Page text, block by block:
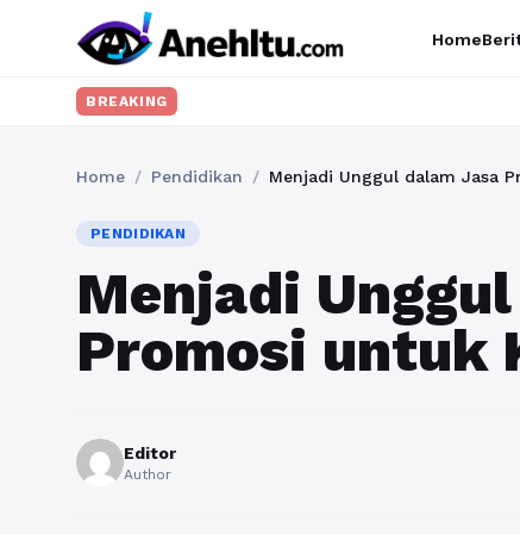
Home
BREAKING
Home / Pendidikan / Menjadi Unggul dalam Jasa
PENDIDIKAN
Menjadi
Promosi untuk
Editor
Author